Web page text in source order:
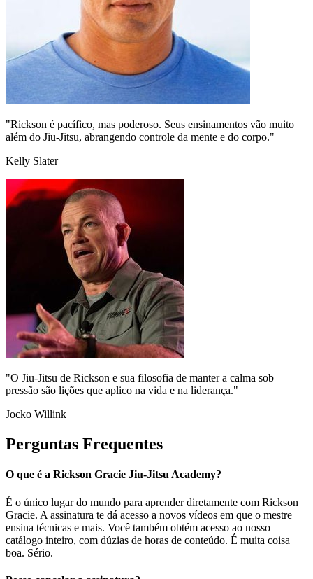
"Rickson é pacífico, mas poderoso. Seus ensinamentos vão muito
além do Jiu-Jitsu, abrangendo controle da mente e do corpo."
Kelly Slater
"O Jiu-Jitsu de Rickson e sua filosofia de manter a calma sob
pressão são lições que aplico na vida e na liderança."
Jocko Willink
Perguntas Frequentes
O que é a Rickson Gracie Jiu-Jitsu Academy?
É o único lugar do mundo para aprender diretamente com Rickson
Gracie. A assinatura te dá acesso a novos vídeos em que o mestre
ensina técnicas e mais. Você também obtém acesso ao nosso
catálogo inteiro, com dúzias de horas de conteúdo. É muita coisa
boa. Sério.